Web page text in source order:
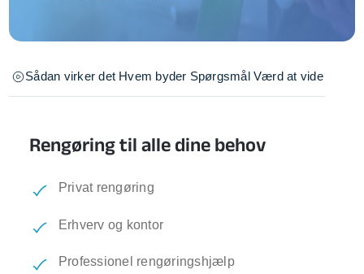
Sådan virker det Hvem byder Spørgsmål Værd at vide
Rengøring til alle dine behov
Privat rengøring
Erhverv og kontor
Professionel rengøringshjælp